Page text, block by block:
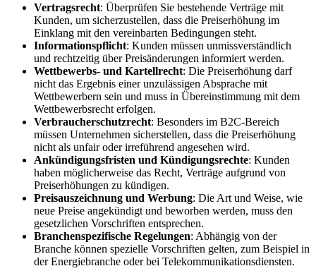
Vertragsrecht: Überprüfen Sie bestehende Verträge mit
Kunden, um sicherzustellen, dass die Preiserhöhung im
Einklang mit den vereinbarten Bedingungen steht.
Informationspflicht: Kunden müssen unmissverständlich
und rechtzeitig über Preisänderungen informiert werden.
Wettbewerbs- und Kartellrecht: Die Preiserhöhung darf
nicht das Ergebnis einer unzulässigen Absprache mit
Wettbewerbern sein und muss in Übereinstimmung mit dem
Wettbewerbsrecht erfolgen.
Verbraucherschutzrecht: Besonders im B2C-Bereich
müssen Unternehmen sicherstellen, dass die Preiserhöhung
nicht als unfair oder irreführend angesehen wird.
Ankündigungsfristen und Kündigungsrechte: Kunden
haben möglicherweise das Recht, Verträge aufgrund von
Preiserhöhungen zu kündigen.
Preisauszeichnung und Werbung: Die Art und Weise, wie
neue Preise angekündigt und beworben werden, muss den
gesetzlichen Vorschriften entsprechen.
Branchenspezifische Regelungen: Abhängig von der
Branche können spezielle Vorschriften gelten, zum Beispiel in
der Energiebranche oder bei Telekommunikationsdiensten.